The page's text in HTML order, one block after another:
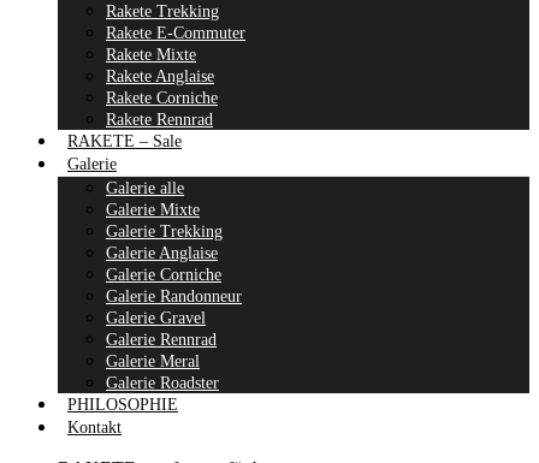
Rakete Trekking
Rakete E-Commuter
Rakete Mixte
Rakete Anglaise
Rakete Corniche
Rakete Rennrad
RAKETE – Sale
Galerie
Galerie alle
Galerie Mixte
Galerie Trekking
Galerie Anglaise
Galerie Corniche
Galerie Randonneur
Galerie Gravel
Galerie Rennrad
Galerie Meral
Galerie Roadster
PHILOSOPHIE
Kontakt